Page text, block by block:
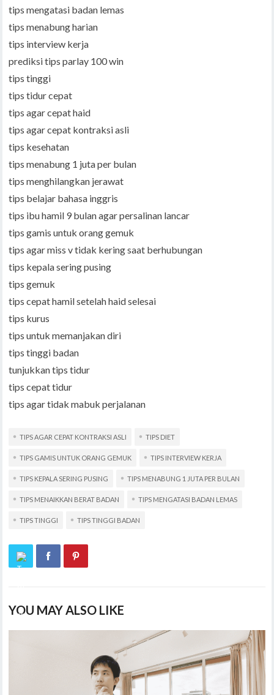
tips mengatasi badan lemas
tips menabung harian
tips interview kerja
prediksi tips parlay 100 win
tips tinggi
tips tidur cepat
tips agar cepat haid
tips agar cepat kontraksi asli
tips kesehatan
tips menabung 1 juta per bulan
tips menghilangkan jerawat
tips belajar bahasa inggris
tips ibu hamil 9 bulan agar persalinan lancar
tips gamis untuk orang gemuk
tips agar miss v tidak kering saat berhubungan
tips kepala sering pusing
tips gemuk
tips cepat hamil setelah haid selesai
tips kurus
tips untuk memanjakan diri
tips tinggi badan
tunjukkan tips tidur
tips cepat tidur
tips agar tidak mabuk perjalanan
TIPS AGAR CEPAT KONTRAKSI ASLI TIPS DIET
TIPS GAMIS UNTUK ORANG GEMUK TIPS INTERVIEW KERJA
TIPS KEPALA SERING PUSING TIPS MENABUNG 1 JUTA PER BULAN
TIPS MENAIKKAN BERAT BADAN TIPS MENGATASI BADAN LEMAS
TIPS TINGGI TIPS TINGGI BADAN
YOU MAY ALSO LIKE